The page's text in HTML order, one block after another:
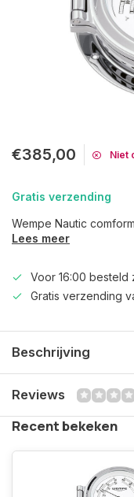
€385,00 Niet
Gratis verzending
Wempe Nautic
Lees meer
Voor 16:00
Gratis verzending
Beschrijving
Reviews
Recent bekeken